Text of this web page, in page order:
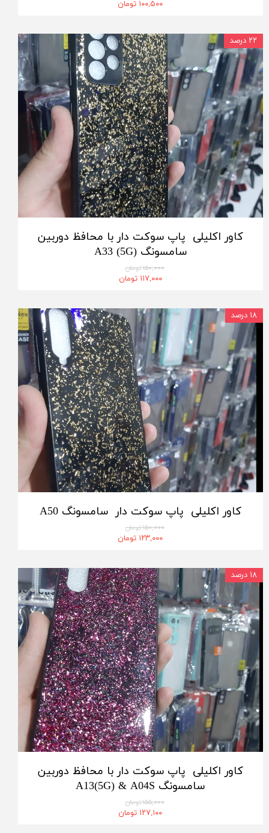
۱۰۰,۵۰۰ تومان
کاور اکلیلی پاپ سوکت دار با محافظ دوربین
سامسونگ A33 (5G)
۱۵۰,۰۰۰ تومان
۱۱۷,۰۰۰ تومان
۲۲ درصد
کاور اکلیلی پاپ سوکت دار سامسونگ A50
۱۵۰,۰۰۰ تومان
۱۲۳,۰۰۰ تومان
۱۸ درصد
کاور اکلیلی پاپ سوکت دار با محافظ دوربین
سامسونگ A13(5G) & A04S
۱۵۵,۰۰۰ تومان
۱۲۷,۱۰۰ تومان
۱۸ درصد